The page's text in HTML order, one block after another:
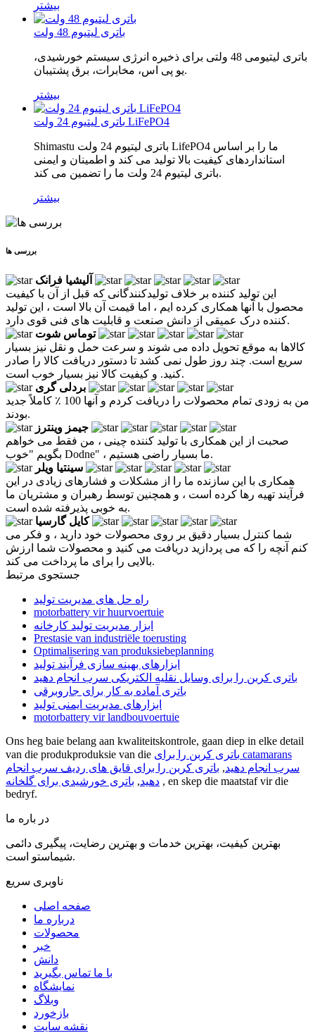
بیشتر
باتری لیتیوم 48 ولت
باتری لیتیومی 48 ولتی برای ذخیره انرژی سیستم خورشیدی،
یو پی اس، مخابرات، برق پشتیبان.
بیشتر
باتری لیتیوم 24 ولت LiFePO4
Shimastu باتری لیتیوم 24 ولت LifePO4 ما را بر اساس
استانداردهای کیفیت بالا تولید می کند و اطمینان و ایمنی
باتری لیتیوم 24 ولت ما را تضمین می کند.
بیشتر
بررسی ها
آلیشیا فرانک
این تولید کننده بر خلاف تولیدکنندگانی که قبل از آن با کیفیت
محصول با آنها همکاری کرده ایم ، اما قیمت آن بالا است ، این تولید
کننده درک عمیقی از دانش صنعت و قابلیت های فنی قوی دارد.
توماس شوت
کالاها به موقع تحویل داده می شوند و سرعت حمل و نقل نیز بسیار
سریع است. چند روز طول نمی کشد تا دستور دریافت کالا را صادر
کنید. و کیفیت کالا نیز بسیار خوب است.
بردلی گری
من به زودی تمام محصولات را دریافت کردم و آنها 100 ٪ کاملاً جدید
بودند.
جیمز وینترز
صحبت از این همکاری با تولید کننده چینی ، من فقط می خواهم
بگویم "خوب Dodne" ، ما بسیار راضی هستیم.
سینتیا ویلر
همکاری با این سازنده ما را از مشکلات و فشارهای زیادی در این
فرآیند تهیه رها کرده است ، و همچنین توسط رهبران و مشتریان ما
به خوبی پذیرفته شده است.
کایل گارسیا
شما کنترل بسیار دقیق بر روی محصولات خود دارید ، و فکر می
کنم آنچه را که می پردازید دریافت می کنید و محصولات شما ارزش
بالایی را برای ما پرداخت می کند.
جستجوی مرتبط
راه حل های مدیریت تولید
motorbattery vir huurvoertuie
ابزار مدیریت تولید کارخانه
Prestasie van industriële toerusting
Optimalisering van produksiebeplanning
ابزارهای بهینه سازی فرآیند تولید
باتری کربن را برای وسایل نقلیه الکتریکی سرب انجام دهید
باتری آماده به کار برای جاروبرقی
ابزارهای مدیریت ایمنی تولید
motorbattery vir landbouvoertuie
Ons heg baie belang aan kwaliteitskontrole, gaan diep in elke detail
van die produkproduksie van die باتری کربن را برای catamarans
سرب انجام دهید, باتری کربن را برای قایق های ردیف سرب انجام
دهید, باتری خورشیدی برای گلخانه
, en skep die maatstaf vir die
bedryf.
در باره ما
بهترین کیفیت، بهترین خدمات و بهترین رضایت، پیگیری دائمی
شیماستو است.
ناوبری سریع
صفحه اصلی
درباره ما
محصولات
خبر
دانش
با ما تماس بگیرید
نمایشگاه
وبلاگ
بازخورد
نقشه سایت